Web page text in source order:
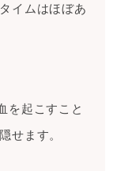
イムはほぼあ
を起こすこと
せます。